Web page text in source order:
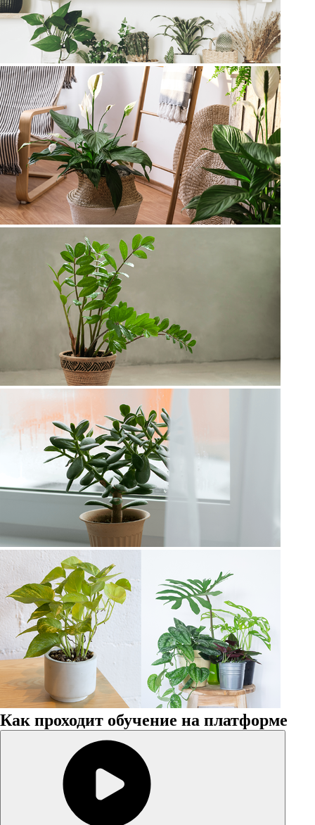
Как проходит обучение на платформе